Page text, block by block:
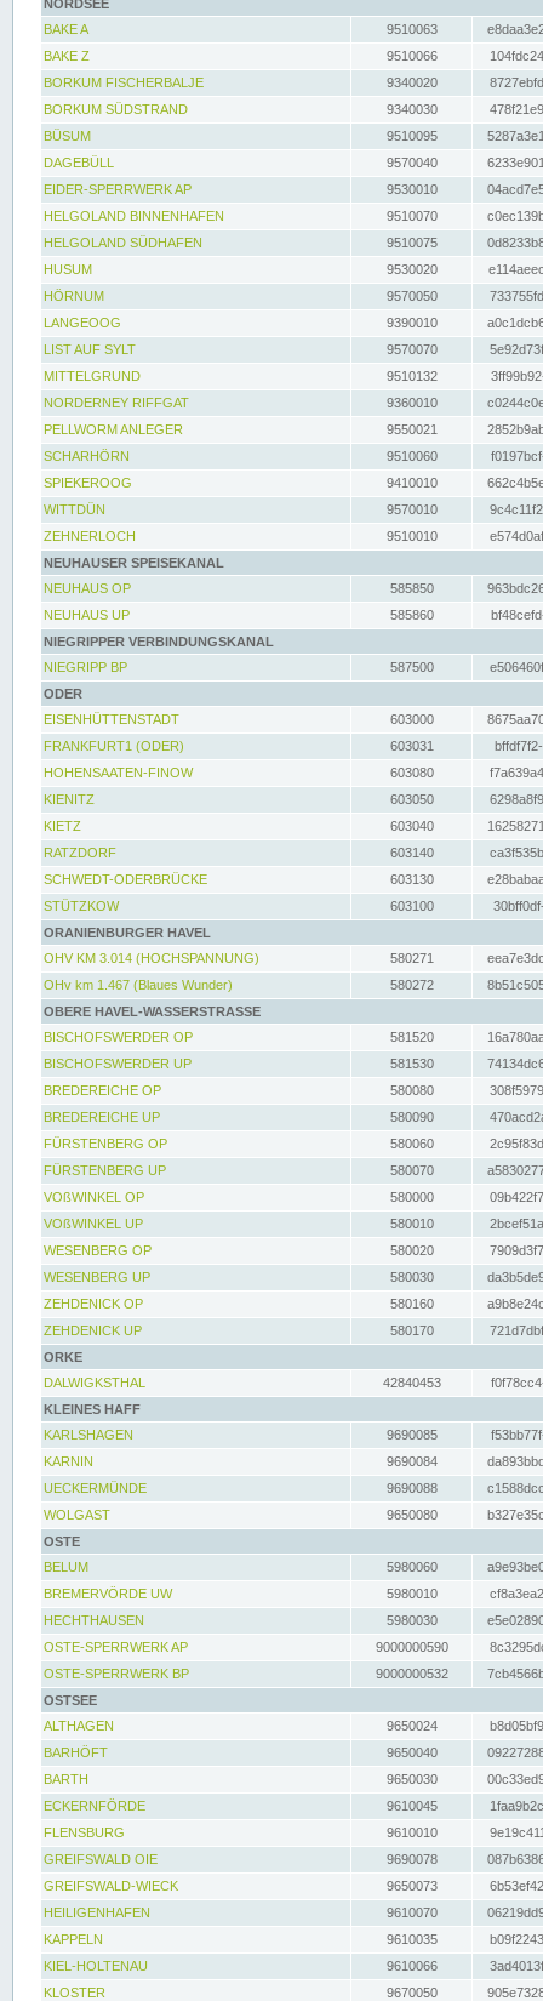
NORDSEE
BAKE A
9510063
BAKE Z
9510066
BORKUM FISCHERBALJE
9340020
BORKUM SÜDSTRAND
9340030
BÜSUM
9510095
DAGEBÜLL
9570040
EIDER-SPERRWERK AP
9530010
HELGOLAND BINNENHAFEN
9510070
HELGOLAND SÜDHAFEN
9510075
HUSUM
9530020
HÖRNUM
9570050
LANGEOOG
9390010
LIST AUF SYLT
9570070
MITTELGRUND
9510132
NORDERNEY RIFFGAT
9360010
PELLWORM ANLEGER
9550021
SCHARHÖRN
9510060
SPIEKEROOG
9410010
WITTDÜN
9570010
ZEHNERLOCH
9510010
NEUHAUSER SPEISEKANAL
NEUHAUS OP
585850
NEUHAUS UP
585860
NIEGRIPPER VERBINDUNGSKANAL
NIEGRIPP BP
587500
ODER
EISENHÜTTENSTADT
603000
FRANKFURT1 (ODER)
603031
HOHENSAATEN-FINOW
603080
KIENITZ
603050
KIETZ
603040
RATZDORF
603140
SCHWEDT-ODERBRÜCKE
603130
STÜTZKOW
603100
ORANIENBURGER HAVEL
OHV KM 3.014 (HOCHSPANNUNG)
580271
OHv km 1.467 (Blaues Wunder)
580272
OBERE HAVEL-WASSERSTRASSE
BISCHOFSWERDER OP
581520
BISCHOFSWERDER UP
581530
BREDEREICHE OP
580080
BREDEREICHE UP
580090
FÜRSTENBERG OP
580060
FÜRSTENBERG UP
580070
VOßWINKEL OP
580000
VOßWINKEL UP
580010
WESENBERG OP
580020
WESENBERG UP
580030
ZEHDENICK OP
580160
ZEHDENICK UP
580170
ORKE
DALWIGKSTHAL
42840453
KLEINES HAFF
KARLSHAGEN
9690085
KARNIN
9690084
UECKERMÜNDE
9690088
WOLGAST
9650080
OSTE
BELUM
5980060
BREMERVÖRDE UW
5980010
HECHTHAUSEN
5980030
OSTE-SPERRWERK AP
9000000590
OSTE-SPERRWERK BP
9000000532
OSTSEE
ALTHAGEN
9650024
BARHÖFT
9650040
BARTH
9650030
ECKERNFÖRDE
9610045
FLENSBURG
9610010
GREIFSWALD OIE
9690078
GREIFSWALD-WIECK
9650073
HEILIGENHAFEN
9610070
KAPPELN
9610035
KIEL-HOLTENAU
9610066
KLOSTER
9670050